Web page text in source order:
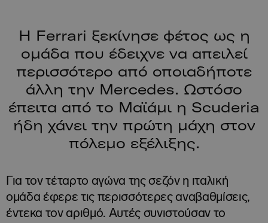
Η Ferrari ξεκίνησε φέτος ως η
ομάδα που έδειχνε να απειλεί
περισσότερο από οποιαδήποτε
άλλη την Mercedes. Ωστόσο
έπειτα από το Μαϊάμι η Scuderia
ήδη χάνει την πρώτη μάχη στον
πόλεμο εξέλιξης.
Για τον τέταρτο αγώνα της σεζόν η ιταλική
ομάδα έφερε τις περισσότερες αναβαθμίσεις,
έντεκα τον αριθμό. Αυτές συνιστούσαν το